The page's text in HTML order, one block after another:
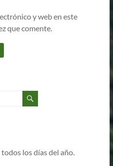
y web en este
que comente.
los días del año.